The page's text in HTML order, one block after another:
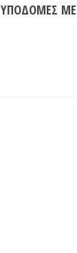
ΥΠΟΔΟΜΕΣ